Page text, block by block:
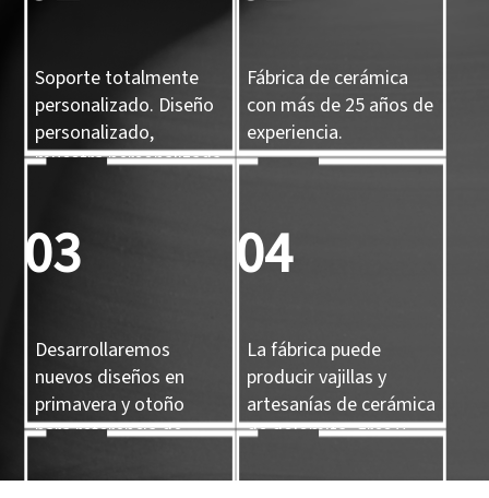
Soporte totalmente
personalizado. Diseño
personalizado,
muestra personalizada
Fábrica de cerámica
con más de 25 años de
experiencia.
03
Desarrollaremos
nuevos diseños en
primavera y otoño
para referencia de
04
La fábrica puede
producir vajillas y
artesanías de cerámica
de dolomita, gres y